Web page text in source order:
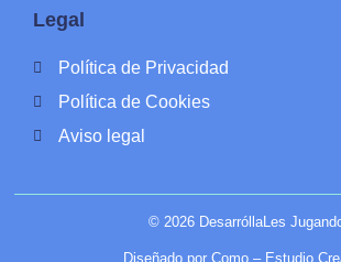
Legal
Política de Privacidad
Política de Cookies
Aviso legal
© 2026 DesarróllaLes
Diseñado por Como – Estudio